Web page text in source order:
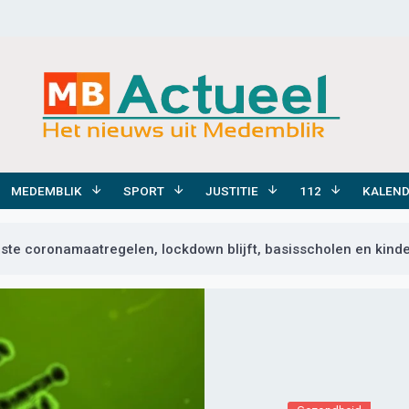
MEDEMBLIK SPORT JUSTITIE 112
coronamaatregelen, lockdown blijft, basisscholen en